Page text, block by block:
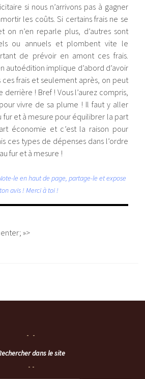
si nous n’arrivons pas à gagner
les coûts. Si certains frais ne se
on n’en reparle plus, d’autres sont
ou annuels et plombent vite le
de prévoir en amont ces frais.
autoédition implique d’abord d’avoir
frais et seulement après, on peut
derrière ! Bref ! Vous l’aurez compris,
vivre de sa plume ! Il faut y aller
fur et à mesure pour équilibrer la part
économie et c’est la raison pour
ces types de dépenses dans l’ordre
fur et à mesure !
le en haut de page, partage-le et expose
ton avis ! Merci à toi !
»>
dans le site